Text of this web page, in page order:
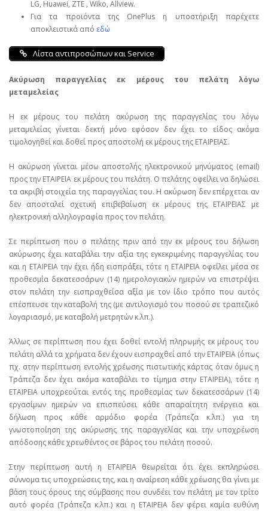
LG, Huawei, ΖΤΕ , Wiko, Allview.
Για τα προϊόντα της OnePlus η υποστήριξη παρέχετε
αποκλειστικά από εδώ
Λίστα αντιπροσώπων και Service
Ακύρωση παραγγελίας εκ μέρους του πελάτη λόγω
μεταμελείας
Η εκ μέρους του πελάτη ακύρωση της παραγγελίας του λόγω
μεταμελείας γίνεται δεκτή μόνο εφόσον δεν έχει το είδος ακόμα
τιμολογηθεί και δοθεί προς αποστολή εκ μέρους της ΕΤΑΙΡΕΙΑΣ.
Η ακύρωση γίνεται μέσω αποστολής ηλεκτρονικού μηνύματος (email)
προς την ΕΤΑΙΡΕΙΑ εκ μέρους του πελάτη. Ο πελάτης οφείλει να δηλώσει
τα ακριβή στοιχεία της παραγγελίας του. Η ακύρωση δεν επέρχεται αν
δεν αποσταλεί σχετική επιβεβαίωση εκ μέρους της ΕΤΑΙΡΕΙΑΣ με
ηλεκτρονική αλληλογραφία προς τον πελάτη.
Σε περίπτωση που ο πελάτης πριν από την εκ μέρους του δήλωση
ακύρωσης έχει καταβάλει την αξία της εγκεκριμένης παραγγελίας του
και η ΕΤΑΙΡΕΙΑ την έχει ήδη εισπράξει, τότε η ΕΤΑΙΡΕΙΑ οφείλει μέσα σε
προθεσμία δεκατεσσάρων (14) ημερολογιακών ημερών να επιστρέψει
στον πελάτη την εισπραχθείσα αξία με τον ίδιο τρόπο που αυτός
επέσπευσε την καταβολή της (με αντιλογισμό του ποσού σε τραπεζικό
λογαριασμό, με καταβολή μετρητών κ.λπ.).
Άλλως σε περίπτωση που έχει δοθεί εντολή πληρωμής εκ μέρους του
πελάτη αλλά τα χρήματα δεν έχουν εισπραχθεί από την ΕΤΑΙΡΕΙΑ (όπως
πχ. στην περίπτωση εντολής χρέωσης πιστωτικής κάρτας όταν όμως η
Τράπεζα δεν έχει ακόμα καταβάλει το τίμημα στην ΕΤΑΙΡΕΙΑ), τότε η
ΕΤΑΙΡΕΙΑ υποχρεούται εντός της προθεσμίας των δεκατεσσάρων (14)
εργασίμων ημερών να επισπεύσει κάθε απαραίτητη ενέργεια και
δήλωση προς κάθε αρμόδιο φορέα (Τράπεζα κ.λπ.) για τη
γνωστοποίηση της ακύρωσης της παραγγελίας και την υποχρέωση
απόδοσης κάθε χρεωθέντος σε βάρος του πελάτη ποσού.
Στην περίπτωση αυτή η ΕΤΑΙΡΕΙΑ θεωρείται ότι έχει εκπληρώσει
σύννομα τις υποχρεώσεις της, και η αναίρεση κάθε χρέωσης θα γίνει με
βάση τους όρους της σύμβασης που συνδέει τον πελάτη με τον τρίτο
αυτό φορέα (Τράπεζα κ.λπ.) και η ΕΤΑΙΡΕΙΑ δεν φέρει καμία ευθύνη